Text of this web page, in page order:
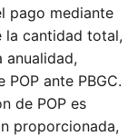
pago mediante
la cantidad total,
anualidad,
ante PBGC.
de POP es
proporcionada,